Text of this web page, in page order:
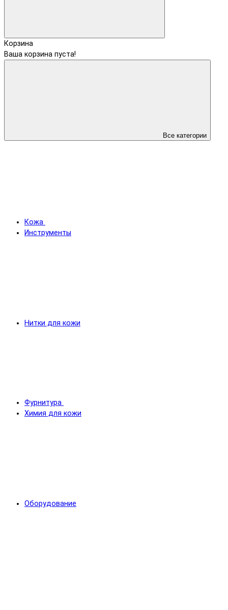
Корзина
Ваша корзина пуста!
Все категории
Кожа
Инструменты
Нитки для кожи
Фурнитура
Химия для кожи
Оборудование